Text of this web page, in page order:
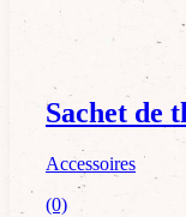
Sachet de
Accessoires
(0)
Accessoires